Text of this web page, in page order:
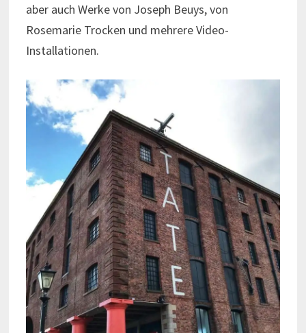
aber auch Werke von Joseph Beuys, von
Rosemarie Trocken und mehrere Video-
Installationen.